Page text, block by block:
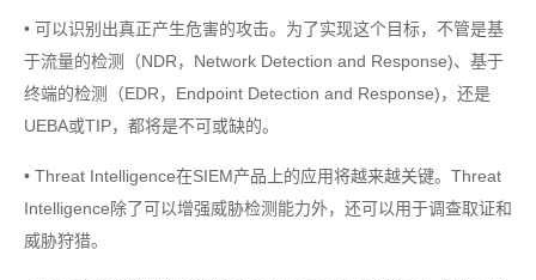
• 可以识别出真正产生危害的攻击。为了实现这个目标，不管是基
于流量的检测（NDR，Network Detection and Response)、基于
终端的检测（EDR，Endpoint Detection and Response)，还是
UEBA或TIP，都将是不可或缺的。
• Threat Intelligence在SIEM产品上的应用将越来越关键。Threat
Intelligence除了可以增强威胁检测能力外，还可以用于调查取证和
威胁狩猎。